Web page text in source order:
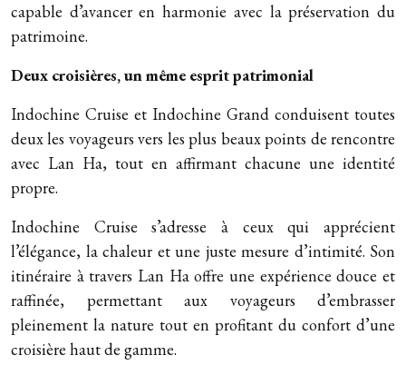
capable d’avancer en harmonie avec la préservation du
patrimoine.
Deux croisières, un même esprit patrimonial
Indochine Cruise et Indochine Grand conduisent toutes
deux les voyageurs vers les plus beaux points de rencontre
avec Lan Ha, tout en affirmant chacune une identité
propre.
Indochine Cruise s’adresse à ceux qui apprécient
l’élégance, la chaleur et une juste mesure d’intimité. Son
itinéraire à travers Lan Ha offre une expérience douce et
raffinée, permettant aux voyageurs d’embrasser
pleinement la nature tout en profitant du confort d’une
croisière haut de gamme.